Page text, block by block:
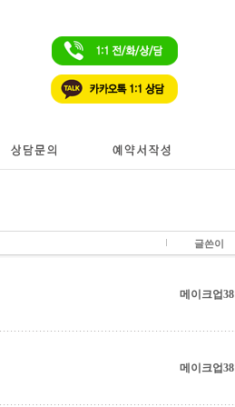
글쓴이
메이크업38
메이크업38